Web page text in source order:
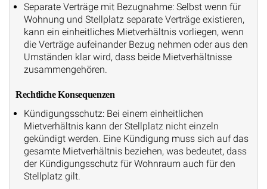
Separate Verträge mit Bezugnahme: Selbst wenn für
Wohnung und Stellplatz separate Verträge existieren,
kann ein einheitliches Mietverhältnis vorliegen, wenn
die Verträge aufeinander Bezug nehmen oder aus den
Umständen klar wird, dass beide Mietverhältnisse
zusammengehören.
Rechtliche Konsequenzen
Kündigungsschutz: Bei einem einheitlichen
Mietverhältnis kann der Stellplatz nicht einzeln
gekündigt werden. Eine Kündigung muss sich auf das
gesamte Mietverhältnis beziehen, was bedeutet, dass
der Kündigungsschutz für Wohnraum auch für den
Stellplatz gilt.